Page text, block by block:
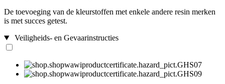
De toevoeging van de kleurstoffen met enkele andere resin merken
is met succes getest.
Veiligheids- en Gevaarinstructies